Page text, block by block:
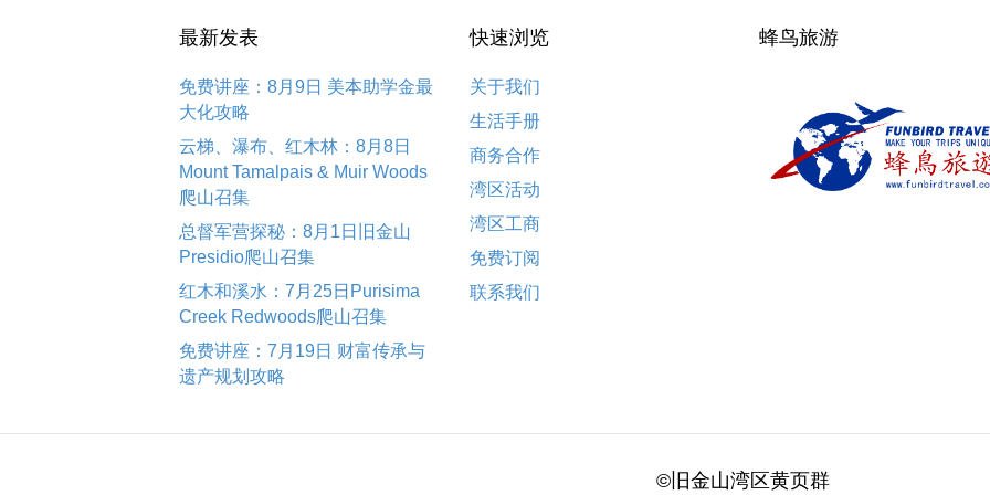
最新发表
免费讲座：8月9日 美本助学金最
大化攻略
云梯、瀑布、红木林：8月8日
Mount Tamalpais & Muir Woods
爬山召集
总督军营探秘：8月1日旧金山
Presidio爬山召集
红木和溪水：7月25日Purisima
Creek Redwoods爬山召集
免费讲座：7月19日 财富传承与
遗产规划攻略
快速浏览
关于我们
生活手册
商务合作
湾区活动
湾区工商
免费订阅
联系我们
蜂鸟旅游
©旧金山湾区黄页群